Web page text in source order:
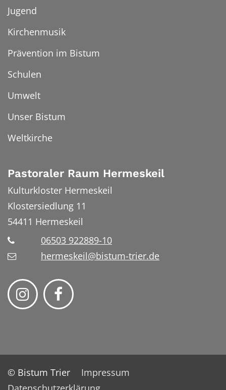
Jugend
Kirchenmusik
Prävention im Bistum
Schulen
Umwelt
Unser Bistum
Weltkirche
Pastoraler Raum Hermeskeil
Kulturkloster Hermeskeil
Klostersiedlung 11
54411 Hermeskeil
06503 922889-10
hermeskeil@bistum-trier.de
© Bistum Trier
Impressum